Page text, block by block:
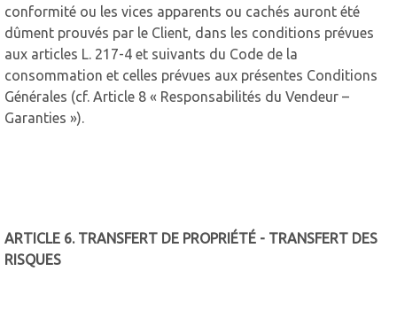
conformité ou les vices apparents ou cachés auront été
dûment prouvés par le Client, dans les conditions prévues
aux articles L. 217-4 et suivants du Code de la
consommation et celles prévues aux présentes Conditions
Générales (cf. Article 8 « Responsabilités du Vendeur –
Garanties »).
ARTICLE 6. TRANSFERT DE PROPRIÉTÉ - TRANSFERT DES
RISQUES